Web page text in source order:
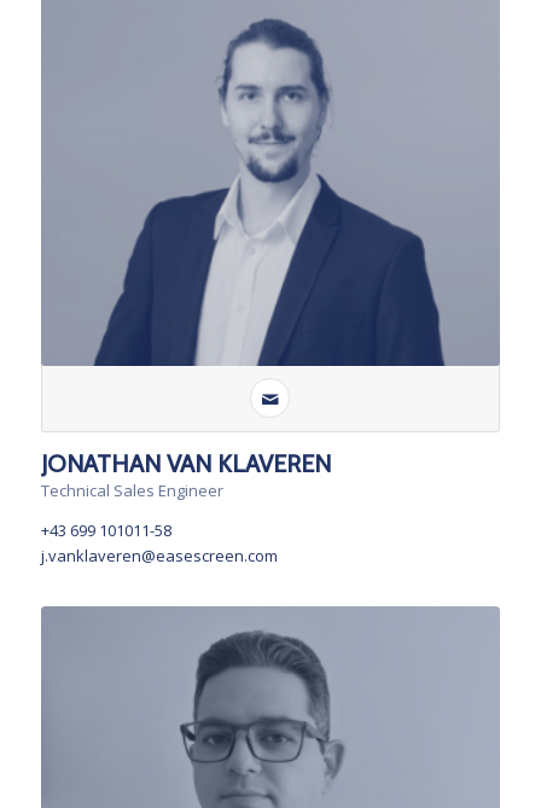
JONATHAN VAN KLAVEREN
Technical Sales Engineer
+43 699 101011-58
j.vanklaveren@easescreen.com